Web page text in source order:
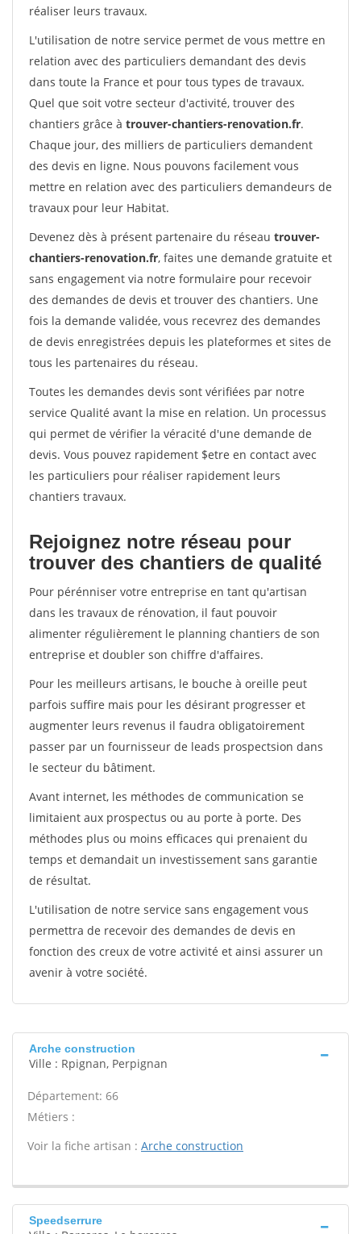
réaliser leurs travaux.
L'utilisation de notre service permet de vous mettre en
relation avec des particuliers demandant des devis
dans toute la France et pour tous types de travaux.
Quel que soit votre secteur d'activité, trouver des
chantiers grâce à trouver-chantiers-renovation.fr.
Chaque jour, des milliers de particuliers demandent
des devis en ligne. Nous pouvons facilement vous
mettre en relation avec des particuliers demandeurs de
travaux pour leur Habitat.
Devenez dès à présent partenaire du réseau trouver-
chantiers-renovation.fr, faites une demande gratuite et
sans engagement via notre formulaire pour recevoir
des demandes de devis et trouver des chantiers. Une
fois la demande validée, vous recevrez des demandes
de devis enregistrées depuis les plateformes et sites de
tous les partenaires du réseau.
Toutes les demandes devis sont vérifiées par notre
service Qualité avant la mise en relation. Un processus
qui permet de vérifier la véracité d'une demande de
devis. Vous pouvez rapidement $etre en contact avec
les particuliers pour réaliser rapidement leurs
chantiers travaux.
Rejoignez notre réseau pour
trouver des chantiers de qualité
Pour pérénniser votre entreprise en tant qu'artisan
dans les travaux de rénovation, il faut pouvoir
alimenter régulièrement le planning chantiers de son
entreprise et doubler son chiffre d'affaires.
Pour les meilleurs artisans, le bouche à oreille peut
parfois suffire mais pour les désirant progresser et
augmenter leurs revenus il faudra obligatoirement
passer par un fournisseur de leads prospectsion dans
le secteur du bâtiment.
Avant internet, les méthodes de communication se
limitaient aux prospectus ou au porte à porte. Des
méthodes plus ou moins efficaces qui prenaient du
temps et demandait un investissement sans garantie
de résultat.
L'utilisation de notre service sans engagement vous
permettra de recevoir des demandes de devis en
fonction des creux de votre activité et ainsi assurer un
avenir à votre société.
Arche construction
Ville : Rpignan, Perpignan
Département: 66
Métiers :
Voir la fiche artisan : Arche construction
Speedserrure